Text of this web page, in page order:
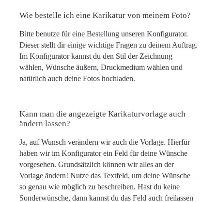
Wie bestelle ich eine Karikatur von meinem Foto?
Bitte benutze für eine Bestellung unseren Konfigurator.
Dieser stellt dir einige wichtige Fragen zu deinem Auftrag.
Im Konfigurator kannst du den Stil der Zeichnung
wählen, Wünsche äußern, Druckmedium wählen und
natürlich auch deine Fotos hochladen.
Kann man die angezeigte Karikaturvorlage auch
ändern lassen?
Ja, auf Wunsch verändern wir auch die Vorlage. Hierfür
haben wir im Konfigurator ein Feld für deine Wünsche
vorgesehen. Grundsätzlich können wir alles an der
Vorlage ändern! Nutze das Textfeld, um deine Wünsche
so genau wie möglich zu beschreiben. Hast du keine
Sonderwünsche, dann kannst du das Feld auch freilassen